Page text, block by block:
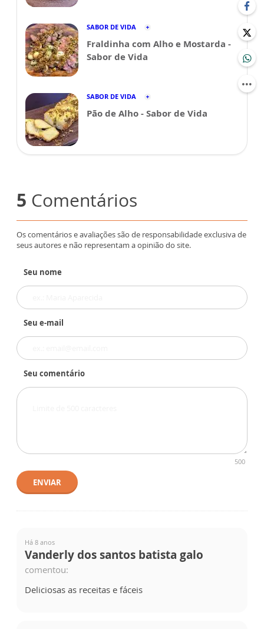
SABOR DE VIDA
Fraldinha com Alho e Mostarda -
Sabor de Vida
SABOR DE VIDA
Pão de Alho - Sabor de Vida
5 Comentários
Os comentários e avaliações são de responsabilidade exclusiva de
seus autores e não representam a opinião do site.
Seu nome
Seu e-mail
Seu comentário
500
ENVIAR
Há 8 anos
Vanderly dos santos batista galo
comentou:
Deliciosas as receitas e fáceis